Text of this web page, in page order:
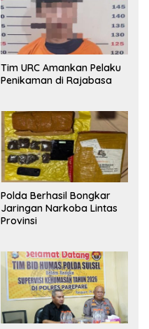
Tim URC Amankan Pelaku
Penikaman di Rajabasa
Polda Berhasil Bongkar
Jaringan Narkoba Lintas
Provinsi